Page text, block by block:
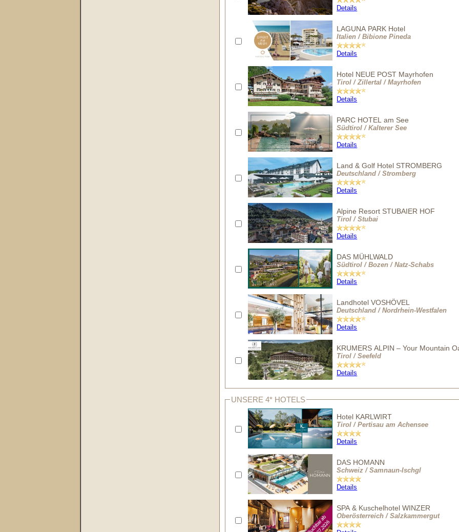
Details
LAGUNA PARK Hotel
Italien / Bibione Pineda
Details
Hotel NEUE POST Mayrhofen
Tirol / Zillertal / Mayrhofen
Details
PARC HOTEL am See
Südtirol / Kalterer See
Details
Land & Golf Hotel STROMBERG
Deutschland / Stromberg
Details
Alpine Resort STUBAIER HOF
Tirol / Stubai
Details
DAS MÜHLWALD
Südtirol / Bozen / Natz-Schabs
Details
Landhotel VOSHÖVEL
Deutschland / Nordrhein-Westfalen
Details
KRUMERS ALPIN – Your Mountain
Tirol / Seefeld
Details
UNSERE 4* HOTELS
Hotel KARLWIRT
Tirol / Pertisau am Achensee
Details
DAS HOMANN
Schweiz / Samnaun-Ischgl
Details
SPA & Kuschelhotel WINZER
Oberösterreich / Salzkammergut